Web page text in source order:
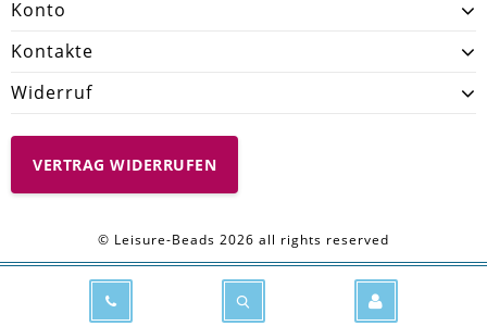
Konto
Kontakte
Widerruf
VERTRAG WIDERRUFEN
© Leisure-Beads 2026 all rights reserved